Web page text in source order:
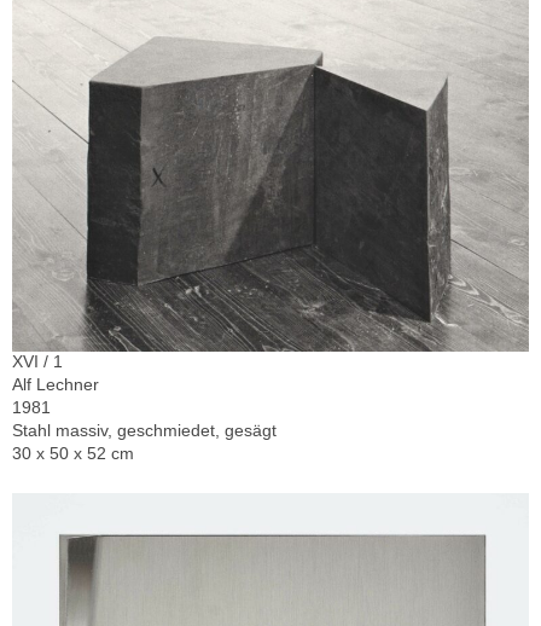
XVI / 1
Alf Lechner
1981
Stahl massiv, geschmiedet, gesägt
30 x 50 x 52 cm